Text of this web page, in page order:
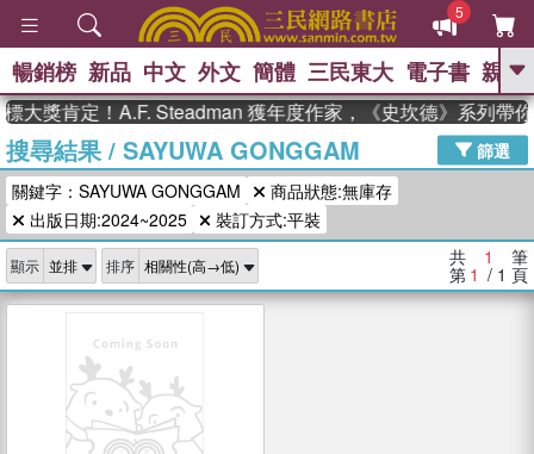
5
GO
熱搜： 東野圭吾 、 高希均教授回憶錄
、 The Odyssey 、 父親節 、 如果歷
史是一群喵 、 暑期推薦
獎 臺灣漫遊錄
登輝時代 、 數學女孩：黎曼猜想 、
偉大的迷走神經
暢銷榜 新品 中文 外文 簡體 三民東大 電子書 親子
大獎肯定！A.F. Steadman 獲年度作家，《史坎德》系列帶
搜尋結果/ SAYUWA GONGGAM
篩選
關鍵字：SAYUWA GONGGAM
商品狀態:無庫存
出版日期:2024~2025
裝訂方式:平裝
顯示 排序 共 1 筆
第 1 / 1 頁